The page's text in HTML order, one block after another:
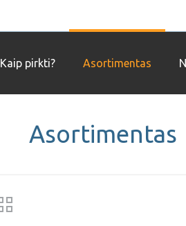
Kaip pirkti? Asortimentas
Asortimentas